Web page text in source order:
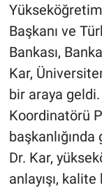
Başkanı ve
Bankası,
Kar,
bir araya geldi.
Koordinatörü
Dr. Kar,
anlayışı,
Kültür -
Politika
Magazin
Çevre
Haberde